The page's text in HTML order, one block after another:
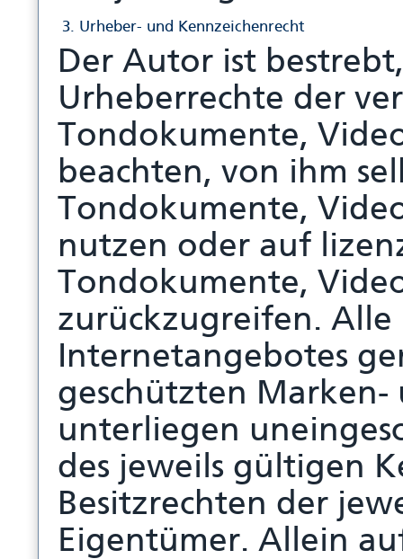
3. Urheber- und Kennzeichenrecht
Der Autor ist
Urheberrechte der
Tondokumente,
beachten, von ihm
Tondokumente,
nutzen oder auf
Tondokumente,
zurückzugreifen. Alle
Internetangebotes
geschützten Marken-
unterliegen
des jeweils gültigen
Besitzrechten der
Eigentümer. Allein